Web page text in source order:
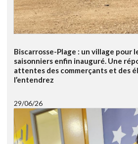
Biscarrosse-Plage : un village pour
saisonniers enfin inauguré. Une
attentes des commerçants et des
l’entendrez
29/06/26